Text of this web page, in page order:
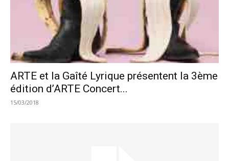
ARTE et la Gaîté Lyrique présentent la 3ème
édition d’ARTE Concert...
15/03/2018